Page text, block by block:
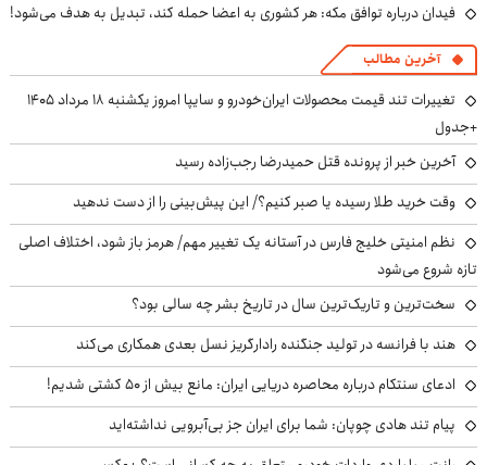
فیدان درباره توافق مکه: هر کشوری به اعضا حمله کند، تبدیل به هدف می‌شود!
آخرین مطالب
تغییرات تند قیمت محصولات ایران‌خودرو و سایپا امروز یکشنبه ۱۸ مرداد ۱۴۰۵
+جدول
آخرین خبر از پرونده قتل حمیدرضا رجب‌زاده رسید
وقت خرید طلا رسیده یا صبر کنیم؟/ این پیش‌بینی را از دست ندهید
نظم امنیتی خلیج فارس در آستانه یک تغییر مهم/ هرمز باز شود، اختلاف اصلی
تازه شروع می‌شود
سخت‌ترین و تاریک‌ترین سال در تاریخ بشر چه سالی بود؟
هند با فرانسه در تولید جنگنده رادارگریز نسل بعدی همکاری می‌کند
ادعای سنتکام درباره محاصره دریایی ایران: مانع بیش از ۵۰ کشتی شدیم!
پیام تند هادی چوپان: شما برای ایران جز بی‌آبرویی نداشته‌اید